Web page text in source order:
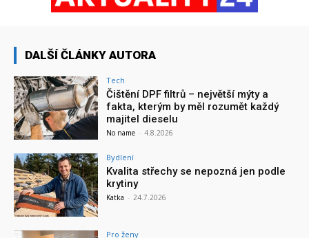
DALŠÍ ČLÁNKY AUTORA
Tech
Čištění DPF filtrů – největší mýty a
fakta, kterým by měl rozumět každý
majitel dieselu
No name - 4.8.2026
Bydlení
Kvalita střechy se nepozná jen podle
krytiny
Katka - 24.7.2026
Pro ženy